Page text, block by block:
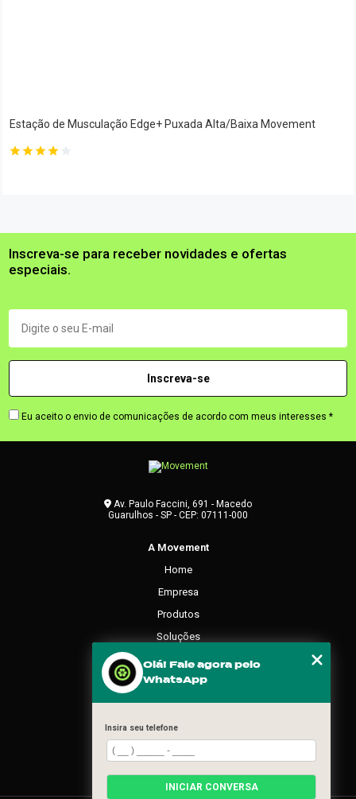
Estação de Musculação Edge+ Puxada Alta/Baixa Movement
Inscreva-se para receber novidades e ofertas
especiais.
Eu aceito o envio de comunicações de acordo com meus interesses *
Av. Paulo Faccini, 691 - Macedo
Guarulhos - SP - CEP: 07111-000
A Movement
Home
Empresa
Produtos
Soluções
Contato
Categorias
Mapa do site
REDES SOCIAIS
Olá! Fale agora pelo
WhatsApp
Insira seu telefone
INICIAR CONVERSA